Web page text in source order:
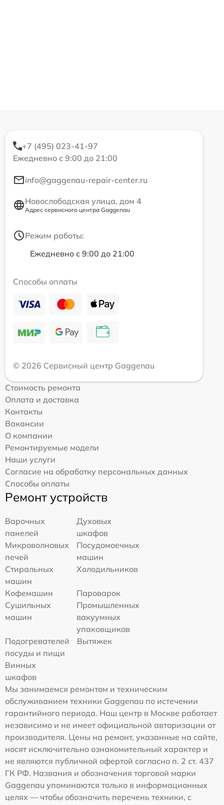
+7 (495) 023-41-97
Ежедневно с 9:00 до 21:00
info@gaggenau-repair-center.ru
Новослободская улица, дом 4
Адрес сервисного центра Gaggenau
Режим работы:
Ежедневно с 9:00 до 21:00
Способы оплаты
© 2026 Сервисный центр Gaggenau
Стоимость ремонта
Оплата и доставка
Контакты
Вакансии
О компании
Ремонтируемые модели
Наши услуги
Согласие на обработку персональных данных
Способы оплаты
Ремонт устройств
Варочных
панелей
Духовых
шкафов
Микроволновых
печей
Посудомоечных
машин
Стиральных
машин
Холодильников
Кофемашин
Пароварок
Сушильных
машин
Промышленных
вакуумных
упаковщиков
Подогревателей
посуды и пищи
Вытяжек
Винных
шкафов
Мы занимаемся ремонтом и техническим
обслуживанием техники Gaggenau по истечении
гарантийного периода. Наш центр в Москве работает
независимо и не имеет официальной авторизации от
производителя. Цены на ремонт, указанные на сайте,
носят исключительно ознакомительный характер и
не являются публичной офертой согласно п. 2 ст. 437
ГК РФ. Названия и обозначения торговой марки
Gaggenau упоминаются только в информационных
целях — чтобы обозначить перечень техники, с